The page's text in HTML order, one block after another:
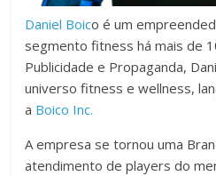
Daniel Boico é um
segmento fitness há mais de
Publicidade e Propaganda,
universo fitness e wellness,
a Boico Inc.
A empresa se tornou uma
atendimento de players do